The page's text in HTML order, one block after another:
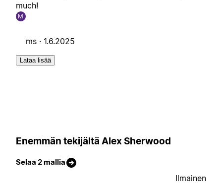
much!
M
ms · 1.6.2025
Lataa lisää
Enemmän tekijältä Alex Sherwood
Selaa 2 mallia
Ilmainen